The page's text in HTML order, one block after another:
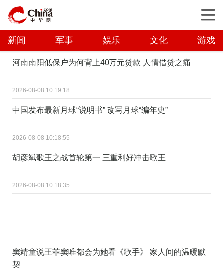
新闻 军事 娱乐 文化 游戏
河南南阳低保户为何背上40万元贷款 人情借贷之痛
2026-08-08 10:19:18
中国发布最新月球“说明书” 改写月球“编年史”
2026-08-08 10:18:55
胡彦斌歌王之战首轮第一 三重利好冲击歌王
2026-08-08 10:18:35
窦靖童说王菲窦唯都会为她看《歌手》 家人间的温暖默
契